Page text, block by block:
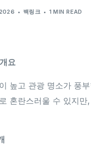
백링크 1 MIN READ
요
높고 관광 명소가 풍
혼란스러울 수 있지만,